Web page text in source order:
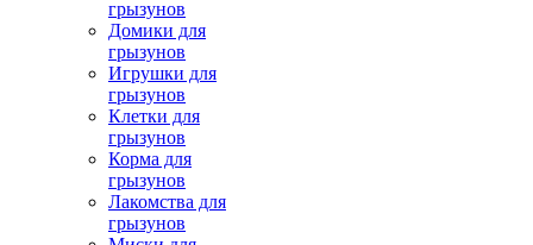
грызунов
Домики для
грызунов
Игрушки для
грызунов
Клетки для
грызунов
Корма для
грызунов
Лакомства для
грызунов